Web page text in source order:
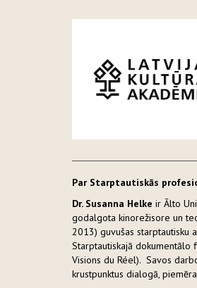
Par Starptautiskās
Dr. Susanna Helke ir Ālto
godalgota kinorežisore un
2013) guvušas starptautisku
Starptautiskajā dokumentālo
Visions du Réel). Savos
krustpunktus dialogā,